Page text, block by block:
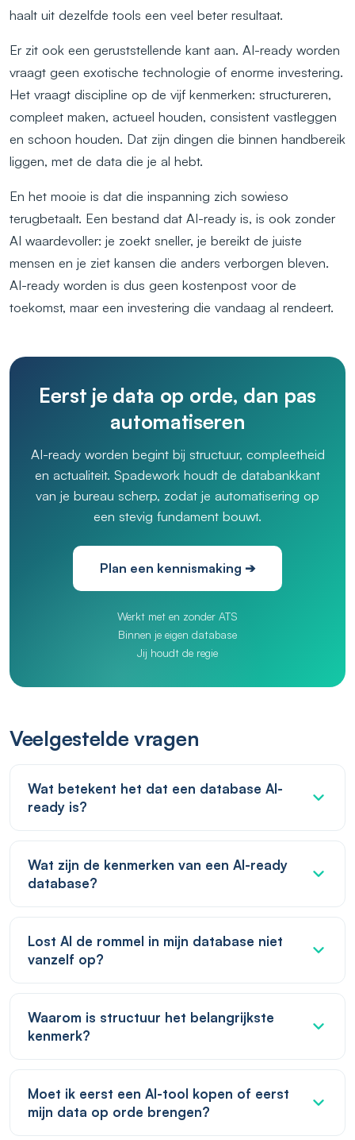
haalt uit dezelfde tools een veel beter resultaat.
Er zit ook een geruststellende kant aan. AI-ready worden
vraagt geen exotische technologie of enorme investering.
Het vraagt discipline op de vijf kenmerken: structureren,
compleet maken, actueel houden, consistent vastleggen
en schoon houden. Dat zijn dingen die binnen handbereik
liggen, met de data die je al hebt.
En het mooie is dat die inspanning zich sowieso
terugbetaalt. Een bestand dat AI-ready is, is ook zonder
AI waardevoller: je zoekt sneller, je bereikt de juiste
mensen en je ziet kansen die anders verborgen bleven.
AI-ready worden is dus geen kostenpost voor de
toekomst, maar een investering die vandaag al rendeert.
Eerst je data op orde, dan pas
automatiseren
AI-ready worden begint bij structuur, compleetheid
en actualiteit. Spadework houdt de databankkant
van je bureau scherp, zodat je automatisering op
een stevig fundament bouwt.
Plan een kennismaking ➔
Werkt met en zonder ATS
Binnen je eigen database
Jij houdt de regie
Veelgestelde vragen
Wat betekent het dat een database AI-
ready is?
Wat zijn de kenmerken van een AI-ready
database?
Lost AI de rommel in mijn database niet
vanzelf op?
Waarom is structuur het belangrijkste
kenmerk?
Moet ik eerst een AI-tool kopen of eerst
mijn data op orde brengen?